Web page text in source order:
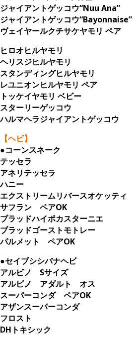
ジャイアントゲッコウ“Nuu Ana”
ジャイアントゲッコウ“Bayonnaise”
ヴェイヤールクチサケヤモリ ペア
ヒロオヒルヤモリ
ヘリスジヒルヤモリ
スタンディングヒルヤモリ
レユニオンヒルヤモリ ペア
トッケイヤモリ ベビー
スターリーゲッコウ
ハルマヘラジャイアントゲッコウ
【ヘビ】
●コーンスネーク
テッセラ
アネリテッセラ
ハニー
エクストリームリバースオケッティ
サフラン ペアOK
ブラッドハイポカスターニエ
ブラッドゴーストモトレー
パルメット ペアOK
●セイブシシバナヘビ
アルビノ Sサイズ
アルビノ アダルト オス
スーパーコンダ ペアOK
アザンスーパーコンダ
フロスト
DHトキシック